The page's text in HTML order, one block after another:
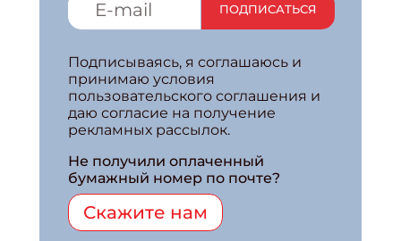
ПОДПИСАТЬСЯ
Подписываясь, я соглашаюсь и
принимаю условия
пользовательского соглашения и
даю согласие на получение
рекламных рассылок.
Не получили оплаченный
бумажный номер по почте?
Скажите нам